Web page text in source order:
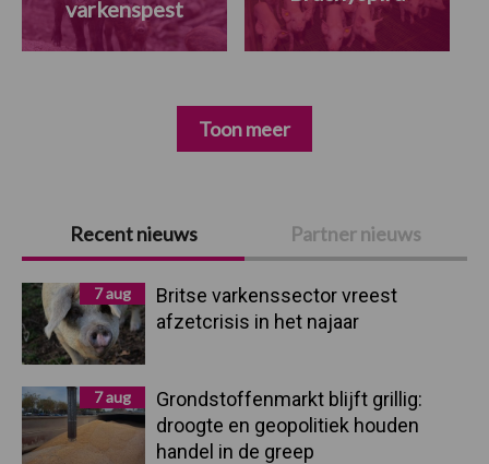
Primaire
Sidebar
Recent nieuws Partner nieuws
7 aug
Britse varkenssector vreest
afzetcrisis in het najaar
7 aug
Grondstoffenmarkt blijft grillig:
droogte en geopolitiek houden
handel in de greep
varkenspest
Toon meer